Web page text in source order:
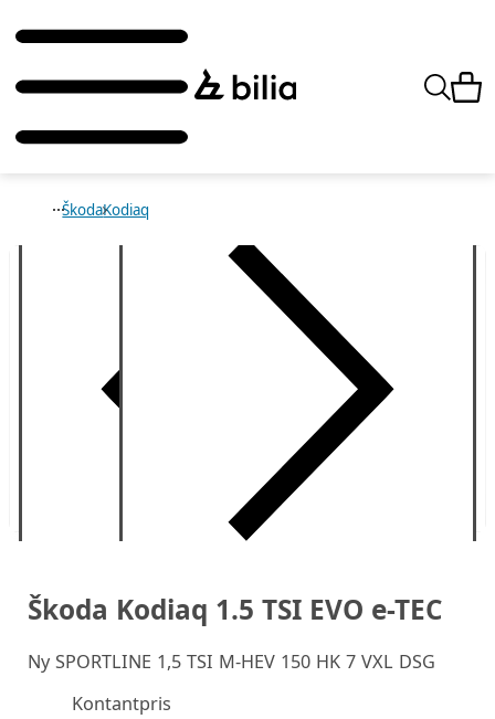
ŠkodaKodiaq
Škoda Kodiaq 1.5 TSI EVO e-TEC
NySPORTLINE 1,5 TSI M-HEV 150 HK 7 VXL DSG
Kontantpris